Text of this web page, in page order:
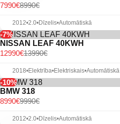
8990€
7990€
2012•2.0•Dīzelis•Automātiskā
-7%
NISSAN LEAF 40KWH
13990€
12990€
2018•Elektrība•Elektriskais•Automātiskā
-10%
BMW 318
9990€
8990€
2012•2.0•Dīzelis•Automātiskā